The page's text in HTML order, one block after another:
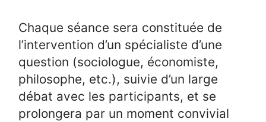
Chaque séance sera constituée de
l’intervention d’un spécialiste d’une
question (sociologue, économiste,
philosophe, etc.), suivie d’un large
débat avec les participants, et se
prolongera par un moment convivial